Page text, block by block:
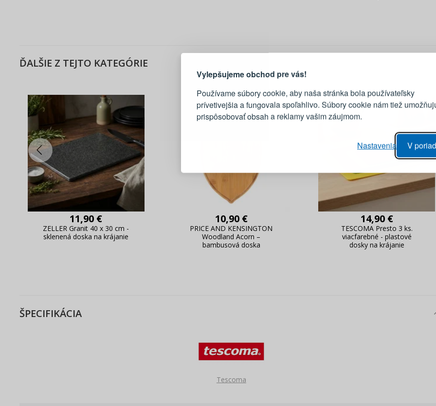
Vylepšujeme obchod pre vás!
Používame súbory cookie, aby naša stránka bola používateľsky
prívetivejšia a fungovala spoľahlivo. Súbory cookie nám tiež
prispôsobovať obsah a reklamy vašim záujmom.
V
Nastavenia
ĎALŠIE Z TEJTO KATEGÓRIE
11,90 €
ZELLER Granit 40 x 30 cm -
sklenená doska na krájanie
10,90 €
PRICE AND KENSINGTON
Woodland Acorn –
bambusová doska
14,90 €
TESCOMA Presto 3 ks.
viacfarebné - plastové
dosky na krájanie
ŠPECIFIKÁCIA
Tescoma
účet
Živý náhľad na zmeny v objednávke
E-mail
PRIHLÁSIŤ
Pripomenutie